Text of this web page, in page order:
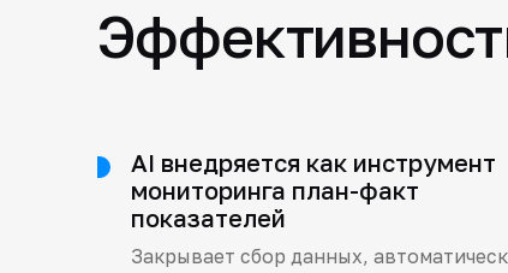
AI внедряется как инструмент
мониторинга план-факт
показателей
Закрывает сбор данных,